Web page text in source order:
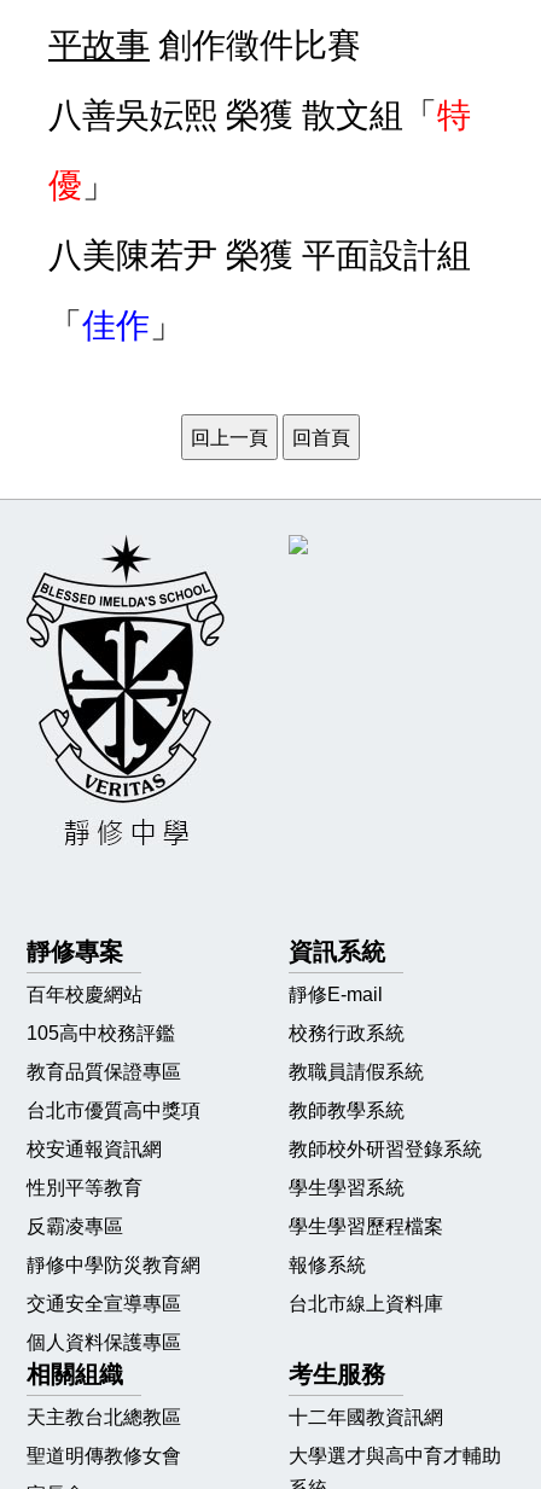
平故事 創作徵件比賽
八善吳妘熙 榮獲 散文組「 特
優 」
八美陳若尹 榮獲 平面設計組
「 佳作 」
靜修專案
百年校慶網站
105高中校務評鑑
教育品質保證專區
台北市優質高中獎項
校安通報資訊網
性別平等教育
反霸凌專區
靜修中學防災教育網
交通安全宣導專區
個人資料保護專區
資訊系統
靜修E-mail
校務行政系統
教職員請假系統
教師教學系統
教師校外研習登錄系統
學生學習系統
學生學習歷程檔案
報修系統
台北市線上資料庫
相關組織
天主教台北總教區
聖道明傳教修女會
考生服務
十二年國教資訊網
大學選才與高中育才輔助